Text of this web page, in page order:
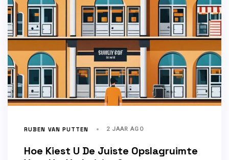
RUBEN VAN PUTTEN 2 JAAR AGO
Hoe Kiest U De Juiste Opslagruimte